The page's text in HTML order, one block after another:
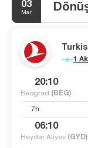
03
Mar
1
20:10
Beograd (BEG)
7h
06:10
Heydar Aliyev (GYD)